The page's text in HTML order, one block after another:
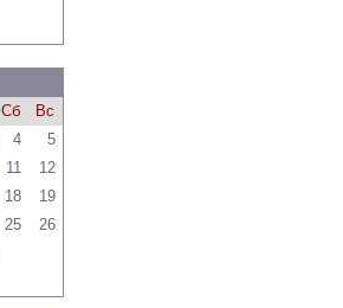
Сб
Вс
4
5
11
12
18
19
25
26